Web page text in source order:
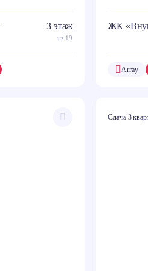
3 этаж
из 19
ЖК
Array
Сдача 3